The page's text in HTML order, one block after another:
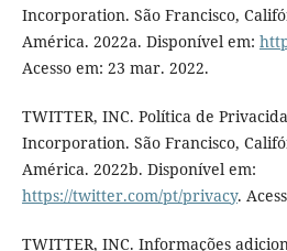
Incorporation. São Francisco,
América. 2022a. Disponível em:
Acesso em: 23 mar. 2022.
TWITTER, INC. Política de
Incorporation. São Francisco,
América. 2022b. Disponível em:
https://twitter.com/pt/privacy.
TWITTER, INC. Informações